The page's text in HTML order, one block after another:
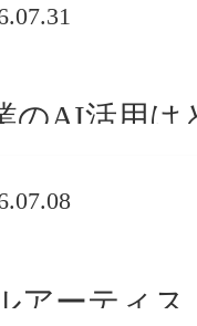
のAI活用は
見る「人間
アーティス